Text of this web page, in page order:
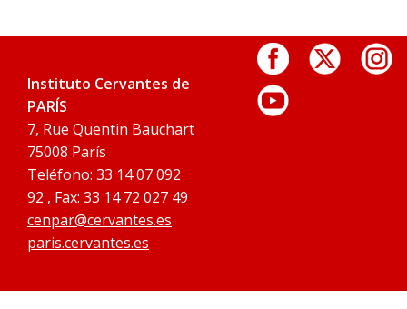
Instituto Cervantes de
PARÍS
7, Rue Quentin Bauchart
75008 París
Teléfono: 33 14 07 092
92 , Fax: 33 14 72 027 49
cenpar@cervantes.es
paris.cervantes.es